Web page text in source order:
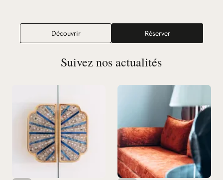
Découvrir Réserver
Suivez nos actualités